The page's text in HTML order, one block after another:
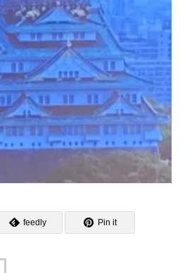
feedly Pin it